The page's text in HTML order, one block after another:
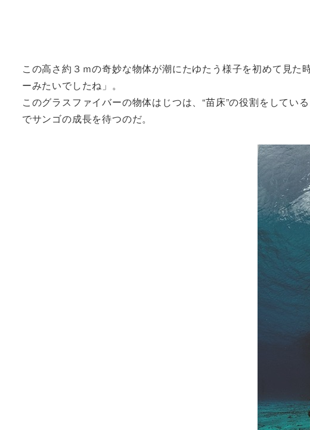
この高さ約３ｍの奇妙な物体が潮にたゆたう様子を初めて見
ーみたいでしたね」。
このグラスファイバーの物体はじつは、“苗床”の役割をして
でサンゴの成長を待つのだ。